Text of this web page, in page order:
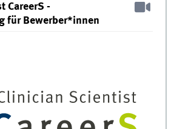
CareerS -
für Bewerber*innen